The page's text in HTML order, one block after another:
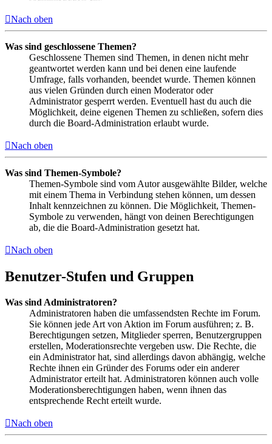
Nach oben
Was sind geschlossene Themen?
Geschlossene Themen sind Themen, in denen nicht mehr
geantwortet werden kann und bei denen eine laufende
Umfrage, falls vorhanden, beendet wurde. Themen können
aus vielen Gründen durch einen Moderator oder
Administrator gesperrt werden. Eventuell hast du auch die
Möglichkeit, deine eigenen Themen zu schließen, sofern dies
durch die Board-Administration erlaubt wurde.
Nach oben
Was sind Themen-Symbole?
Themen-Symbole sind vom Autor ausgewählte Bilder, welche
mit einem Thema in Verbindung stehen können, um dessen
Inhalt kennzeichnen zu können. Die Möglichkeit, Themen-
Symbole zu verwenden, hängt von deinen Berechtigungen
ab, die die Board-Administration gesetzt hat.
Nach oben
Benutzer-Stufen und Gruppen
Was sind Administratoren?
Administratoren haben die umfassendsten Rechte im Forum.
Sie können jede Art von Aktion im Forum ausführen; z. B.
Berechtigungen setzen, Mitglieder sperren, Benutzergruppen
erstellen, Moderationsrechte vergeben usw. Die Rechte, die
ein Administrator hat, sind allerdings davon abhängig, welche
Rechte ihnen ein Gründer des Forums oder ein anderer
Administrator erteilt hat. Administratoren können auch volle
Moderationsberechtigungen haben, wenn ihnen das
entsprechende Recht erteilt wurde.
Nach oben